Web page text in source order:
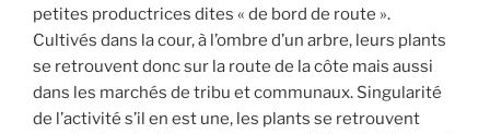
petites productrices dites « de bord de route ».
Cultivés dans la cour, à l’ombre d’un arbre, leurs plants
se retrouvent donc sur la route de la côte mais aussi
dans les marchés de tribu et communaux. Singularité
de l’activité s’il en est une, les plants se retrouvent